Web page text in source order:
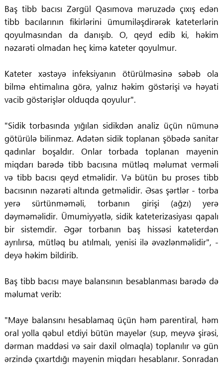
Baş tibb bacısı Zərgül Qasımova məruzədə çıxış edən
tibb bacılarının fikirlərini ümumiləşdirərək kateterlərin
qoyulmasından da danışıb. O, qeyd edib ki, həkim
nəzarəti olmadan heç kimə kateter qoyulmur.
Kateter xəstəyə infeksiyanın ötürülməsinə səbəb ola
bilmə ehtimalına görə, yalnız həkim göstərişi və həyati
vacib göstərişlər olduqda qoyulur".
"Sidik torbasında yığılan sidikdən analiz üçün nümunə
götürülə bilinməz. Adətən sidik toplanan şöbədə sanitar
qadınlar boşaldır. Onlar torbada toplanan mayenin
miqdarı barədə tibb bacısına mütləq məlumat verməli
və tibb bacısı qeyd etməlidir. Və bütün bu proses tibb
bacısının nəzarəti altında getməlidir. Əsas şərtlər - torba
yerə sürtünməməli, torbanın girişi (ağzı) yerə
dəyməməlidir. Ümumiyyətlə, sidik kateterizasiyası qapalı
bir sistemdir. Əgər torbanın baş hissəsi kateterdən
ayrılırsa, mütləq bu atılmalı, yenisi ilə əvəzlənməlidir", -
deyə həkim bildirib.
Baş tibb bacısı maye balansının besablanması barədə də
məlumat verib:
"Maye balansını hesablamaq üçün həm parentiral, həm
oral yolla qəbul etdiyi bütün mayelər (sup, meyvə şirəsi,
dərman maddəsi və sair daxil olmaqla) toplanılır və gün
ərzində çıxartdığı mayenin miqdarı hesablanır. Sonradan